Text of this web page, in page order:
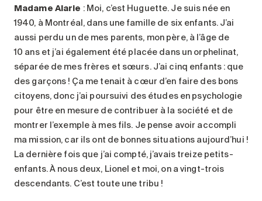
Madame Alarie : Moi, c’est Huguette. Je suis née en
1940, à Montréal, dans une famille de six enfants. J’ai
aussi perdu un de mes parents, mon père, à l’âge de
10 ans et j’ai également été placée dans un orphelinat,
séparée de mes frères et sœurs. J’ai cinq enfants : que
des garçons ! Ça me tenait à cœur d’en faire des bons
citoyens, donc j’ai poursuivi des études en psychologie
pour être en mesure de contribuer à la société et de
montrer l’exemple à mes fils. Je pense avoir accompli
ma mission, car ils ont de bonnes situations aujourd’hui !
La dernière fois que j’ai compté, j’avais treize petits-
enfants. À nous deux, Lionel et moi, on a vingt-trois
descendants. C’est toute une tribu !